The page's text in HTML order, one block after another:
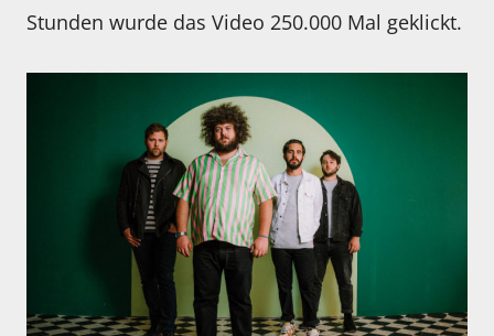
Stunden wurde das Video 250.000 Mal geklickt.